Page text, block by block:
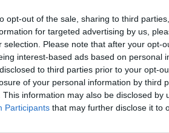
opt-out of the sale, sharing to third
for targeted advertising by us,
selection. Please note that after your opt-
interest-based ads based on personal
to third parties prior to your opt-
of your personal information by third
This information may also be disclosed by
Participants that may further disclose it to
Uno schieramento dal
campo dell'Udinese fino alle
Il tutto nonostante
per l'età media dei
muro dei 30 (davanti a
contraddizione tra loro. Eppure,
specifico questi primi 270